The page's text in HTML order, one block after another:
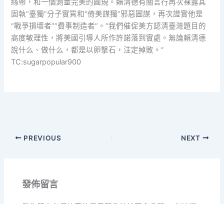
絲帶，和一個測量完美的圓規。賴清德有關言行再次裸露其
固執“臺獨”分子實質和“倚美謀獨”邪惡圖謀，再次證實他是
“戰爭損壞者”“費事制造者”。“我們催促美方認清臺灣題目的
高度敏理性，將美國引導人所作許諾落到實處。無論賴清德
說什么、做什么，都是以卵擊石，注定掉敗。”
TC:sugarpopular900
PREVIOUS NEXT
發佈留言